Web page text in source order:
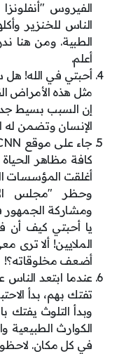
الفيروس
الناس للخنزير
الطبية. ومن هنا
أعلم.
أحبتي في الله! هل
مثل هذه الأمراض
إن السبب بسيط
الإنسان وتضمن له
كافة مظاهر
أغلقت المؤسسات
وحظر "مجلس
ومشاركة الجمهور
يا أحبتي كيف أن
الملايين! ألا ترى
أضعف مخلوقاته؟!
عندما ابتعد الناس
تفتك بهم، بدأ
وبدأ التلوث يفتك
الكوارث الطبيعية
في كل مكان.